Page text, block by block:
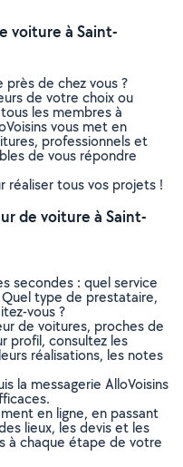
voiture à Saint-
près de chez vous ?
de votre choix ou
les membres à
vous met en
professionnels et
de vous répondre
réaliser tous vos projets !
de voiture à Saint-
secondes : quel service
type de prestataire,
vous ?
de voitures, proches de
profil, consultez les
réalisations, les notes
la messagerie AlloVoisins
en ligne, en passant
lieux, les devis et les
à chaque étape de votre